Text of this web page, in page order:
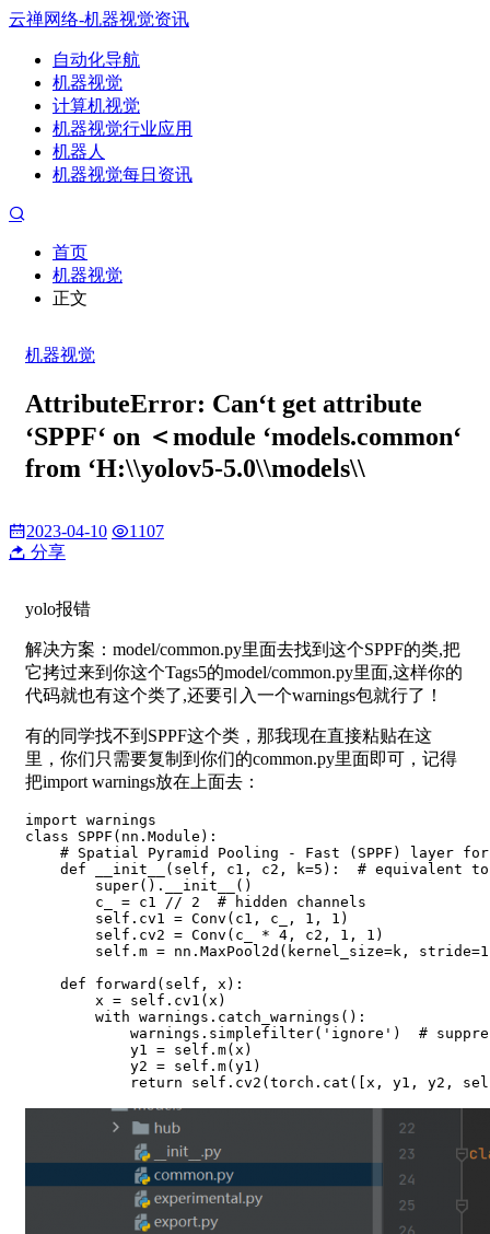
云禅网络-机器视觉资讯
自动化导航
机器视觉
计算机视觉
机器视觉行业应用
机器人
机器视觉每日资讯
首页
机器视觉
正文
机器视觉
AttributeError: Can‘t get attribute
‘SPPF‘ on ＜module ‘models.common‘
from ‘H:\\yolov5-5.0\\models\\
2023-04-10
1107
分享
yolo报错
解决方案：model/common.py里面去找到这个SPPF的类,把
它拷过来到你这个Tags5的model/common.py里面,这样你的
代码就也有这个类了,还要引入一个warnings包就行了！
有的同学找不到SPPF这个类，那我现在直接粘贴在这
里，你们只需要复制到你们的common.py里面即可，记得
把import warnings放在上面去：
import warnings
class SPPF(nn.Module):
# Spatial Pyramid Pooling - Fast (SPPF) layer
def __init__(self, c1, c2, k=5):  # equivalent
        super().__init__()
        c_ = c1 // 2  # hidden channels
        self.cv1 = Conv(c1, c_, 1, 1)
        self.cv2 = Conv(c_ * 4, c2, 1, 1)
self.m = nn.MaxPool2d(kernel_size=k,
    def forward(self, x):
        x = self.cv1(x)
        with warnings.catch_warnings():
warnings.simplefilter('ignore')  #
            y1 = self.m(x)
            y2 = self.m(y1)
return self.cv2(torch.cat([x, y1, y2,